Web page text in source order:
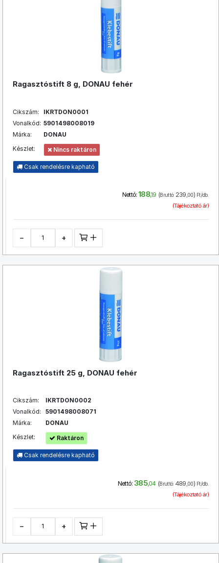
Ragasztóstift 8 g, DONAU fehér
Cikszám:
IKRTDON0001
Vonalkód: 5901498008019
Márka:
DONAU
Készlet:
Nincs raktáron
Csak rendelésre kapható
Nettó: 188,19 (Bruttó: 239,00) Ft/db.
(Tájékoztató ár)
− +
Ragasztóstift 25 g, DONAU fehér
Cikszám:
IKRTDON0002
Vonalkód:
5901498008071
Márka:
DONAU
Készlet:
Raktáron
Csak rendelésre kapható
Nettó: 385,04 (Bruttó: 489,00) Ft/db.
(Tájékoztató ár)
− +